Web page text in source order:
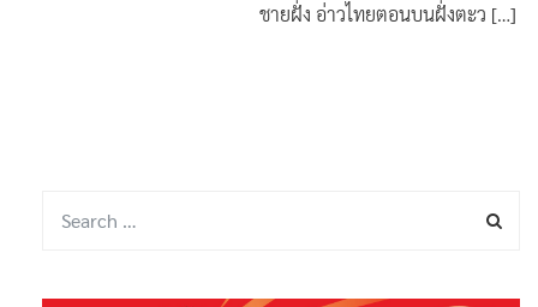
ชายฝั่ง อ่าวไทยตอนบนฝั่งตะว […]